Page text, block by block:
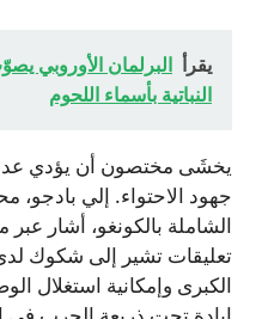
يقرأ البرلمان الأوروبي
النباتية بأسماء اللحوم
يخشَى مختصون أن يؤدي
جهود الاحتواء. إلي
الشاملة بالكونغو، أشار عبر
تعليقات تشير إلى شكوك
الكبرى وإمكانية استغلال